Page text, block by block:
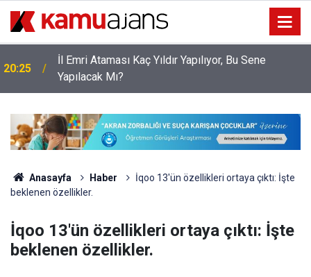
20:25
İl Emri Ataması Kaç Yıldır Yapılıyor, Bu Sene
Yapılacak Mı?
Anasayfa Haber
İqoo 13'ün özellikleri ortaya çıktı: İşte
beklenen özellikler.
İqoo 13'ün özellikleri ortaya çıktı: İşte
beklenen özellikler.